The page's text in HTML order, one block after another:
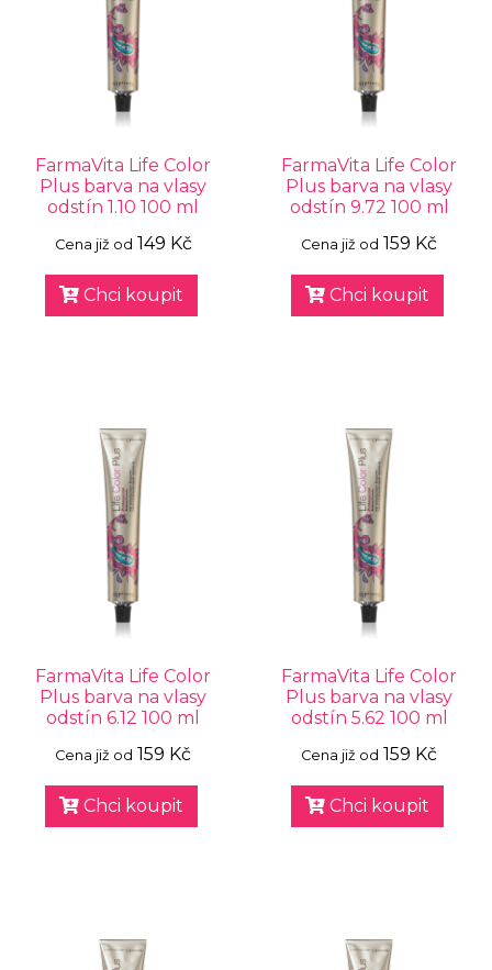
FarmaVita Life Color
Plus barva na vlasy
odstín 1.10 100 ml
Cena již od 149 Kč
Chci koupit
FarmaVita Life Color
Plus barva na vlasy
odstín 9.72 100 ml
Cena již od 159 Kč
Chci koupit
FarmaVita Life Color
Plus barva na vlasy
odstín 6.12 100 ml
Cena již od 159 Kč
Chci koupit
FarmaVita Life Color
Plus barva na vlasy
odstín 5.62 100 ml
Cena již od 159 Kč
Chci koupit